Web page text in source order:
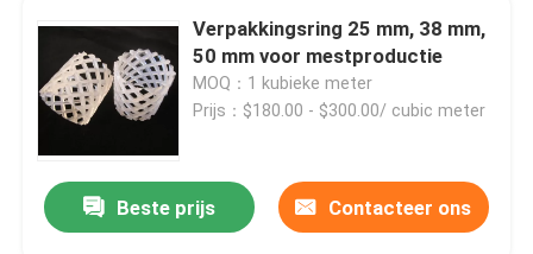
Over ons
Kwaliteitscontrole
Verpakkingsring 25 mm, 38 mm,
50 mm voor mestproductie
MOQ：1 kubieke meter
Prijs：$180.00 - $300.00/ cubic meter
Beste prijs Contacteer ons